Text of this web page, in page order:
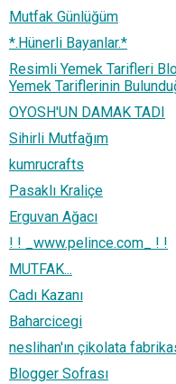
Mutfak Günlüğüm
*.Hünerli Bayanlar.*
Resimli Yemek Tarifleri
Yemek Tariflerinin
OYOSH'UN DAMAK TADI
Sihirli Mutfağım
kumrucrafts
Pasaklı Kraliçe
Erguvan Ağacı
! ! _www.pelince.com_ ! !
MUTFAK...
Cadı Kazanı
Baharcicegi
neslihan'ın çikolata
Blogger Sofrası